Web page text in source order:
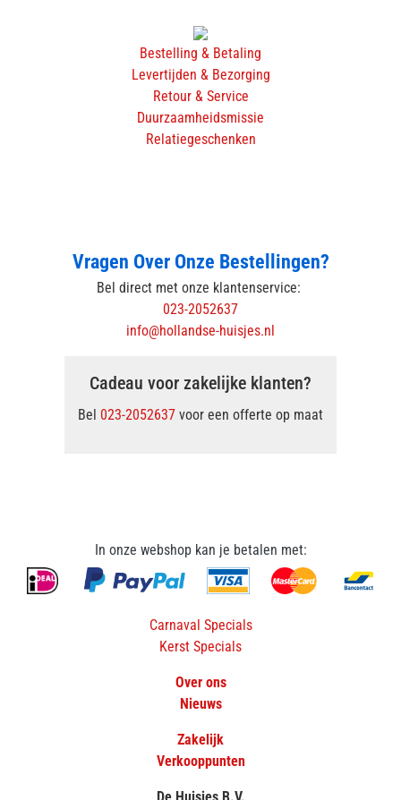
Bestelling & Betaling
Levertijden & Bezorging
Retour & Service
Duurzaamheidsmissie
Relatiegeschenken
Vragen Over Onze Bestellingen?
Bel direct met onze klantenservice:
023-2052637
info@hollandse-huisjes.nl
Cadeau voor zakelijke klanten?
Bel 023-2052637 voor een offerte op maat
In onze webshop kan je betalen met:
Carnaval Specials
Kerst Specials
Over ons
Nieuws
Zakelijk
Verkooppunten